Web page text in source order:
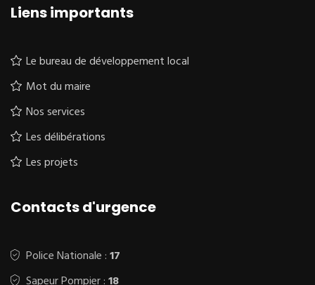
Liens importants
Le bureau de développement local
Mot du maire
Nos services
Les délibérations
Les projets
Contacts d'urgence
Police Nationale :17
Sapeur Pompier :18